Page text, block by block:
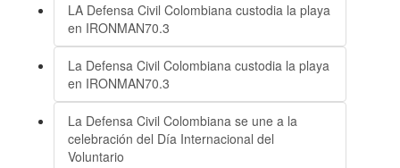
LA Defensa Civil Colombiana custodia la playa
en IRONMAN70.3
La Defensa Civil Colombiana custodia la playa
en IRONMAN70.3
La Defensa Civil Colombiana se une a la
celebración del Día Internacional del
Voluntario